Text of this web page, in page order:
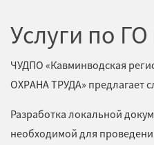
Услуги по
ЧУДПО «Кавминводская
ОХРАНА ТРУДА» предлагает
Разработка локальной
необходимой для